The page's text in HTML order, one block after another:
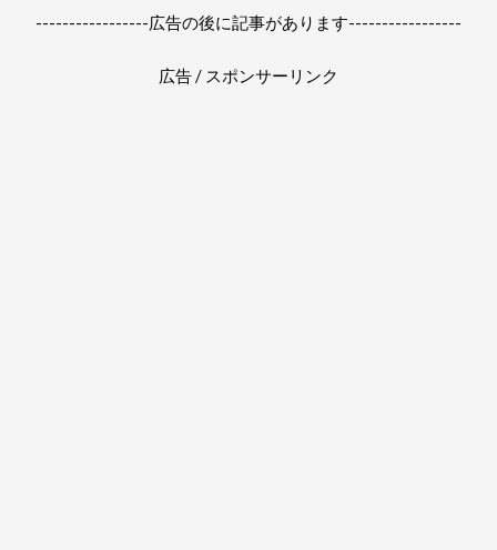
-----------------広告の後に記事があります-----------------
広告 / スポンサーリンク